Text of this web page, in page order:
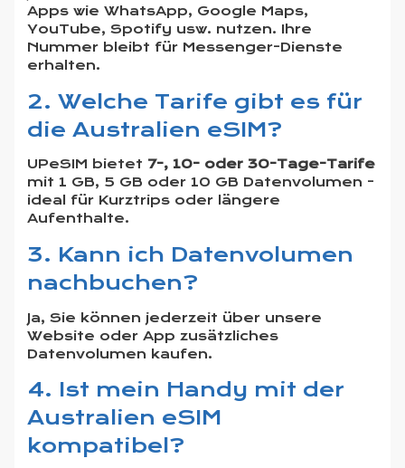
Apps wie WhatsApp, Google Maps,
YouTube, Spotify usw. nutzen. Ihre
Nummer bleibt für Messenger-Dienste
erhalten.
2. Welche Tarife gibt es für
die Australien eSIM?
UPeSIM bietet 7-, 10- oder 30-Tage-Tarife
mit 1 GB, 5 GB oder 10 GB Datenvolumen -
ideal für Kurztrips oder längere
Aufenthalte.
3. Kann ich Datenvolumen
nachbuchen?
Ja, Sie können jederzeit über unsere
Website oder App zusätzliches
Datenvolumen kaufen.
4. Ist mein Handy mit der
Australien eSIM
kompatibel?